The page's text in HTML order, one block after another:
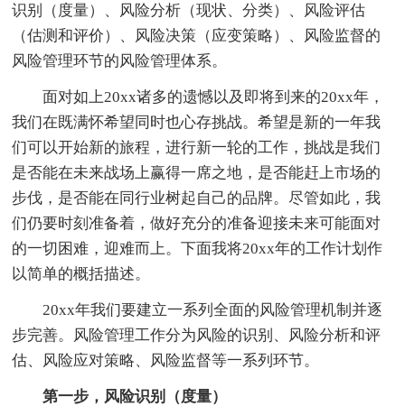
识别（度量）、风险分析（现状、分类）、风险评估
（估测和评价）、风险决策（应变策略）、风险监督的
风险管理环节的风险管理体系。
面对如上20xx诸多的遗憾以及即将到来的20xx年，
我们在既满怀希望同时也心存挑战。希望是新的一年我
们可以开始新的旅程，进行新一轮的工作，挑战是我们
是否能在未来战场上赢得一席之地，是否能赶上市场的
步伐，是否能在同行业树起自己的品牌。尽管如此，我
们仍要时刻准备着，做好充分的准备迎接未来可能面对
的一切困难，迎难而上。下面我将20xx年的工作计划作
以简单的概括描述。
20xx年我们要建立一系列全面的风险管理机制并逐
步完善。风险管理工作分为风险的识别、风险分析和评
估、风险应对策略、风险监督等一系列环节。
第一步，风险识别（度量）